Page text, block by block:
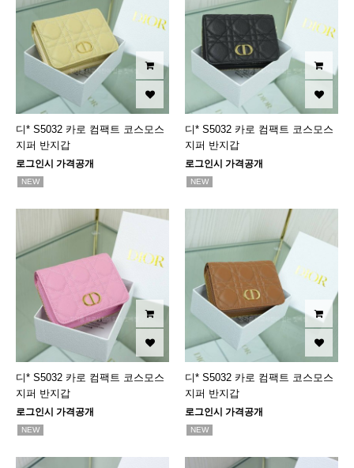
디* S5032 카로 컴팩트 코스모스
지퍼 반지갑
로그인시 가격공개
NEW
디* S5032 카로 컴팩트 코스모스
지퍼 반지갑
로그인시 가격공개
NEW
디* S5032 카로 컴팩트 코스모스
지퍼 반지갑
로그인시 가격공개
NEW
디* S5032 카로 컴팩트 코스모스
지퍼 반지갑
로그인시 가격공개
NEW